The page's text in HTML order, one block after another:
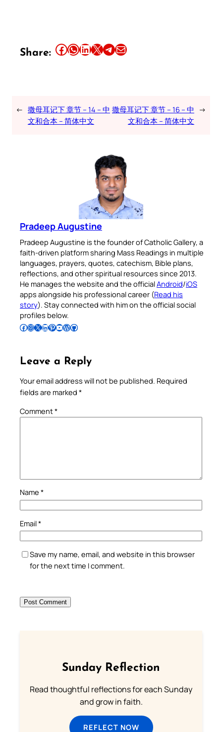
Share: Share this article on Facebook Share this article on WhatsApp Share this article on LinkedIn Share this article on X Share this article on TelegramEmail this Article
← 撒母耳记下 章节 – 14 – 中
文和合本 – 简体中文
撒母耳记下 章节 – 16 – 中
文和合本 – 简体中文
→
Pradeep Augustine
Pradeep Augustine is the founder of Catholic Gallery, a
faith-driven platform sharing Mass Readings in multiple
languages, prayers, quotes, catechism, Bible plans,
reflections, and other spiritual resources since 2013.
He manages the website and the officialAndroid/iOS
apps alongside his professional career (Read his
story). Stay connected with him on the official social
profiles below.
Follow Pradeep on Facebook Follow Pradeep on InstagramFollow Pradeep on X Follow Pradeep on LinkedIn Follow Pradeep on Pinterest Subscribe to Pradeep’s Youtube Channel Follow Pradeep on WordPress Follow Pradeep on GitHub
Leave a Reply
Your email address will not be published. Required
fields are marked *
Comment*
Name *
Email*
Save my name, email, and website in this browser
for the next time I comment.
Sunday Reflection
Read thoughtful reflections for each Sunday
and grow in faith.
REFLECT NOW